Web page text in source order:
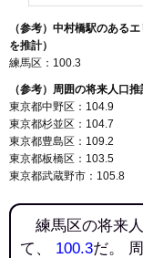
（参考）中村橋駅のある
を推計）
練馬区：100.3
（参考）周囲の将来人口
東京都中野区：104.9
東京都杉並区：104.7
東京都豊島区：109.2
東京都板橋区：103.5
東京都武蔵野市：105.8
練馬区の将来
て、 100.3だ。